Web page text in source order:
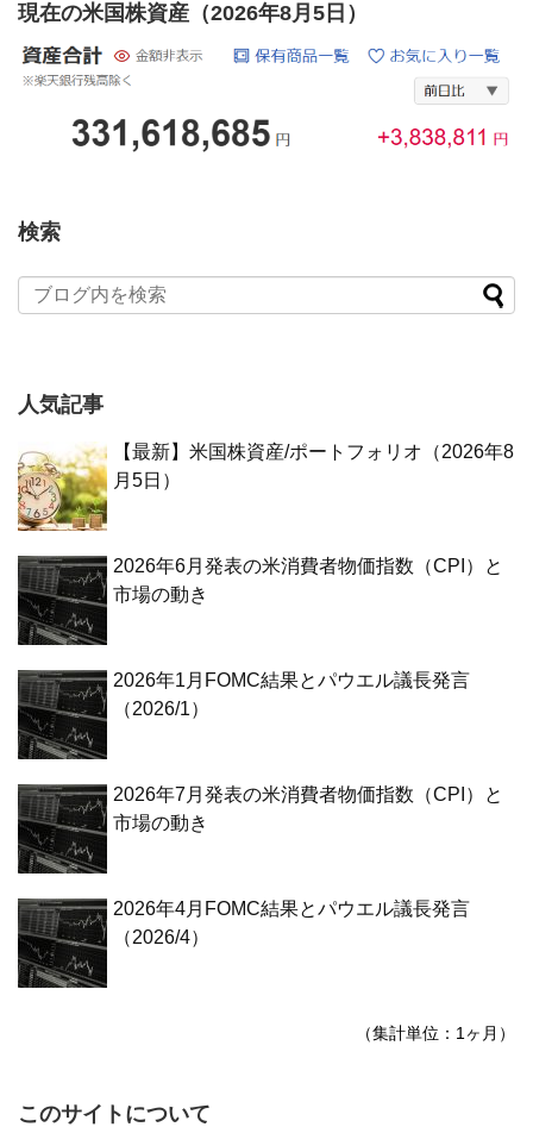
現在の米国株資産（2026年8月5日）
検索
人気記事
【最新】米国株資産/ポートフォリオ（2026年8
月5日）
2026年6月発表の米消費者物価指数（CPI）と
市場の動き
2026年1月FOMC結果とパウエル議長発言
（2026/1）
2026年7月発表の米消費者物価指数（CPI）と
市場の動き
2026年4月FOMC結果とパウエル議長発言
（2026/4）
（集計単位：1ヶ月）
このサイトについて